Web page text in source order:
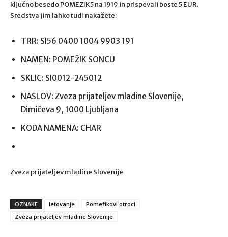
ključno besedo POMEZIK5 na 1919 in prispevali boste 5 EUR.
Sredstva jim lahko tudi nakažete:
TRR: SI56 0400 1004 9903 191
NAMEN: POMEŽIK SONCU
SKLIC: SI0012-245012
NASLOV: Zveza prijateljev mladine Slovenije,
Dimičeva 9, 1000 Ljubljana
KODA NAMENA: CHAR
Zveza prijateljev mladine Slovenije
OZNAKE letovanje
Pomežikovi otroci
Zveza prijateljev mladine Slovenije